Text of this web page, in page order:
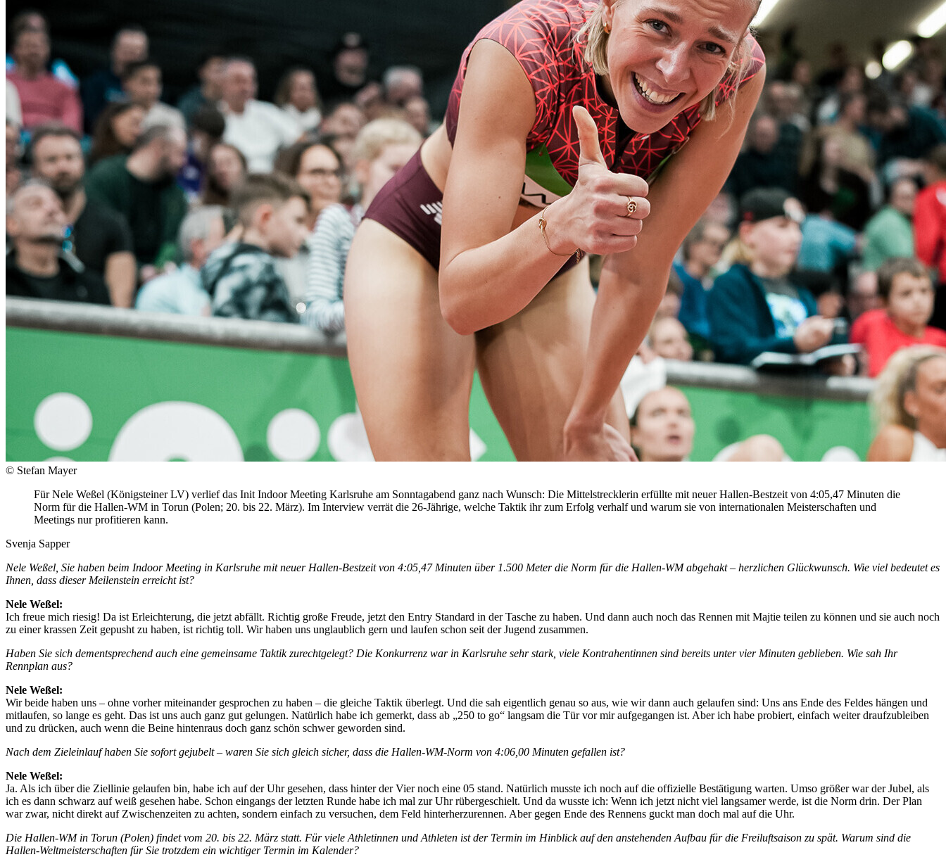
© Stefan Mayer
Für Nele Weßel (Königsteiner LV) verlief das Init Indoor Meeting Karlsruhe am Sonntagabend ganz nach Wunsch: Die Mittelstrecklerin erfüllte mit neuer Hallen-Bestzeit von 4:05,47 Minuten die
Norm für die Hallen-WM in Torun (Polen; 20. bis 22. März). Im Interview verrät die 26-Jährige, welche Taktik ihr zum Erfolg verhalf und warum sie von internationalen Meisterschaften und
Meetings nur profitieren kann.
Svenja Sapper
Nele Weßel, Sie haben beim Indoor Meeting in Karlsruhe mit neuer Hallen-Bestzeit von 4:05,47 Minuten über 1.500 Meter die Norm für die Hallen-WM abgehakt – herzlichen Glückwunsch. Wie viel bedeutet es
Ihnen, dass dieser Meilenstein erreicht ist?
Nele Weßel:
Ich freue mich riesig! Da ist Erleichterung, die jetzt abfällt. Richtig große Freude, jetzt den Entry Standard in der Tasche zu haben. Und dann auch noch das Rennen mit Majtie teilen zu können und sie auch noch
zu einer krassen Zeit gepusht zu haben, ist richtig toll. Wir haben uns unglaublich gern und laufen schon seit der Jugend zusammen.
Haben Sie sich dementsprechend auch eine gemeinsame Taktik zurechtgelegt? Die Konkurrenz war in Karlsruhe sehr stark, viele Kontrahentinnen sind bereits unter vier Minuten geblieben. Wie sah Ihr
Rennplan aus?
Nele Weßel:
Wir beide haben uns – ohne vorher miteinander gesprochen zu haben – die gleiche Taktik überlegt. Und die sah eigentlich genau so aus, wie wir dann auch gelaufen sind: Uns ans Ende des Feldes hängen und
mitlaufen, so lange es geht. Das ist uns auch ganz gut gelungen. Natürlich habe ich gemerkt, dass ab „250 to go“ langsam die Tür vor mir aufgegangen ist. Aber ich habe probiert, einfach weiter draufzubleiben
und zu drücken, auch wenn die Beine hintenraus doch ganz schön schwer geworden sind.
Nach dem Zieleinlauf haben Sie sofort gejubelt – waren Sie sich gleich sicher, dass die Hallen-WM-Norm von 4:06,00 Minuten gefallen ist?
Nele Weßel:
Ja. Als ich über die Ziellinie gelaufen bin, habe ich auf der Uhr gesehen, dass hinter der Vier noch eine 05 stand. Natürlich musste ich noch auf die offizielle Bestätigung warten. Umso größer war der Jubel, als
ich es dann schwarz auf weiß gesehen habe. Schon eingangs der letzten Runde habe ich mal zur Uhr rübergeschielt. Und da wusste ich: Wenn ich jetzt nicht viel langsamer werde, ist die Norm drin. Der Plan
war zwar, nicht direkt auf Zwischenzeiten zu achten, sondern einfach zu versuchen, dem Feld hinterherzurennen. Aber gegen Ende des Rennens guckt man doch mal auf die Uhr.
Die Hallen-WM in Torun (Polen) findet vom 20. bis 22. März statt. Für viele Athletinnen und Athleten ist der Termin im Hinblick auf den anstehenden Aufbau für die Freiluftsaison zu spät. Warum sind die
Hallen-Weltmeisterschaften für Sie trotzdem ein wichtiger Termin im Kalender?